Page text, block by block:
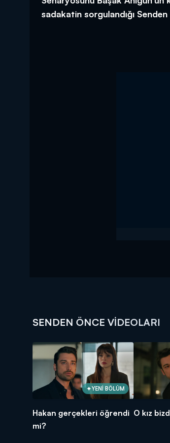
sadakatin sorgulandığı
SENDEN ÖNCE VIDEOLARI
YENİ BÖLÜM
Hakan gerçekleri öğrendi
mi?
O kız